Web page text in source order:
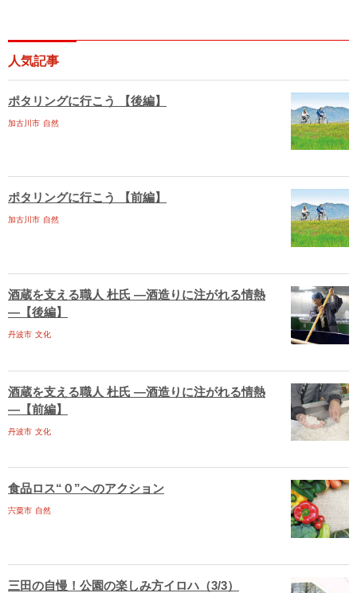
人気記事
ポタリングに行こう 【後編】
加古川市 自然
ポタリングに行こう 【前編】
加古川市 自然
酒蔵を支える職人 杜氏 ―酒造りに注がれる情熱
―【後編】
丹波市 文化
酒蔵を支える職人 杜氏 ―酒造りに注がれる情熱
―【前編】
丹波市 文化
食品ロス“０”へのアクション
宍粟市 自然
三田の自慢！公園の楽しみ方イロハ（3/3）